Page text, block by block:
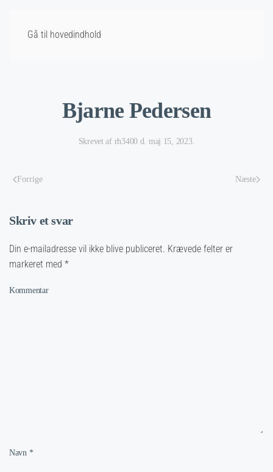
Gå til hovedindhold
Bjarne Pedersen
Skrevet af rh3400d. maj 15, 2023.
Forrige Næste
Skriv et svar
Din e-mailadresse vil ikke blive publiceret. Krævede felter er
markeret med *
Kommentar
Navn *